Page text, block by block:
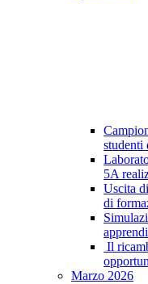
studenti
5A
Uscita
di
Il
Marzo 2026